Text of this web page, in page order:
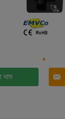
দাম